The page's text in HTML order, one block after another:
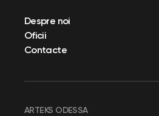
Despre noi
Oficii
Contacte
ARTEKS ODESSA